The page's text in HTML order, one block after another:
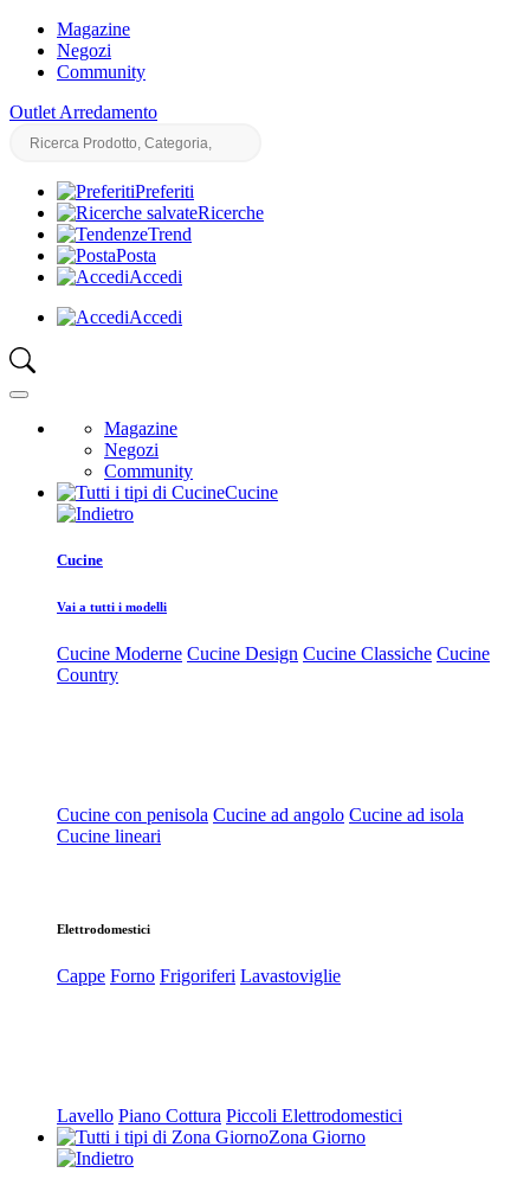
Magazine
Negozi
Community
Outlet Arredamento
Preferiti
Ricerche
Trend
Posta
Accedi
Accedi
Magazine
Negozi
Community
Cucine
Cucine
Vai a tutti i modelli
Cucine Moderne Cucine Design Cucine Classiche Cucine
Country
Cucine con penisola Cucine ad angolo Cucine ad isola
Cucine lineari
Elettrodomestici
Cappe Forno Frigoriferi Lavastoviglie
Lavello Piano Cottura Piccoli Elettrodomestici
Zona Giorno